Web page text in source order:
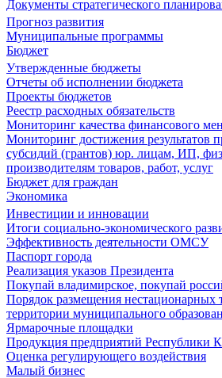
Документы стратегического
Прогноз развития
Муниципальные программы
Бюджет
Утвержденные бюджеты
Отчеты об исполнении бюджета
Проекты бюджетов
Реестр расходных обязательств
Мониторинг качества финансового
Мониторинг достижения результатов
субсидий (грантов) юр. лицам, ИП,
производителям товаров, работ, услуг
Бюджет для граждан
Экономика
Инвестиции и инновации
Итоги социально-экономического
Эффективность деятельности ОМСУ
Паспорт города
Реализация указов Президента
Покупай владимирское, покупай
Порядок размещения нестационарных
территории муниципального
Ярмарочные площадки
Продукция предприятий Республики
Оценка регулирующего воздействия
Малый бизнес